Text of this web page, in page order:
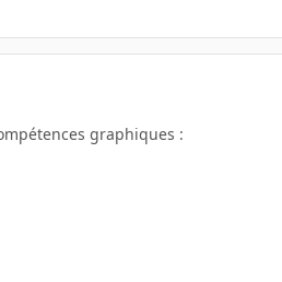
graphiques :